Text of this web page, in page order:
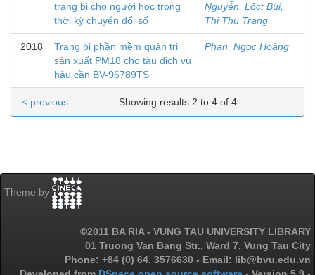
trang bị cho người học trong
thời kỳ chuyển đổi số
Nguyễn, Lộc; Bùi,
Thị Thu Trang
2018
Trang bị phần mềm quản trị
sản xuất PM18 cho tàu dịch vụ
hậu cần BV-96789TS
Phan, Ngọc Hoàng
Showing results 2 to 4 of 4
< previous
Theme by
©2011 BA RIA - VUNG TAU UNIVERSITY LIBRARY
01 Truong Van Bang Str., Ward 7, Vung Tau City
Phone: +84 (0) 64. 3576630 - Email: lib@bvu.edu.vn